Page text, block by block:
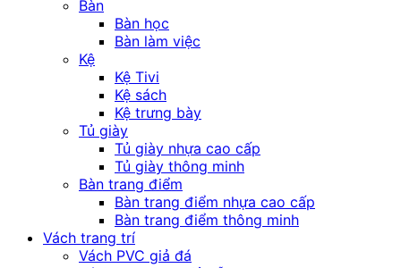
Bàn
Bàn học
Bàn làm việc
Kệ
Kệ Tivi
Kệ sách
Kệ trưng bày
Tủ giày
Tủ giày nhựa cao cấp
Tủ giày thông minh
Bàn trang điểm
Bàn trang điểm nhựa cao cấp
Bàn trang điểm thông minh
Vách trang trí
Vách PVC giả đá